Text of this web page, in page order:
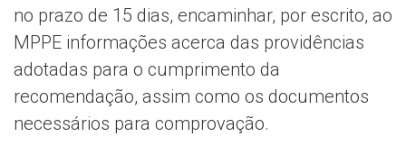
no prazo de 15 dias, encaminhar, por escrito, ao
MPPE informações acerca das providências
adotadas para o cumprimento da
recomendação, assim como os documentos
necessários para comprovação.